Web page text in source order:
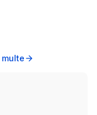
arrow_forward